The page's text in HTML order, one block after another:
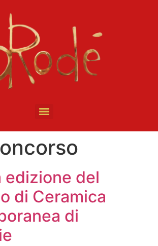
edizione del
di Ceramica
di